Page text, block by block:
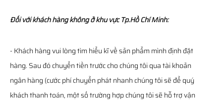
Đối với khách hàng không ở khu vực Tp.Hồ Chí Minh:
- Khách hàng vui lòng tìm hiểu kĩ về sản phẩm mình định đặt
hàng. Sau đó chuyển tiền trước cho chúng tôi qua tài khoản
ngân hàng (cước phí chuyển phát nhanh chúng tôi sẽ để quý
khách thanh toán, một số trường hợp chúng tôi sẽ hỗ trợ vận